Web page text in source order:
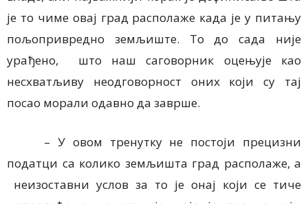
је то чиме овај град располаже када је у питању
пољопривредно земљиште. То до сада није
урађено, што наш саговорник оцењује као
несхватљиву неодговорност оних који су тај
посао морали одавно да заврше.
– У овом тренутку не постоји прецизни
податци са колико земљишта град располаже, а
неизоставни услов за то је онај који се тиче